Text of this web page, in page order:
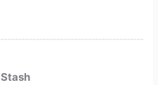
Stash